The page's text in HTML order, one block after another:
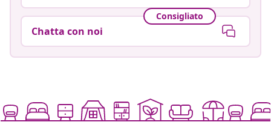
Consigliato
Chatta con noi